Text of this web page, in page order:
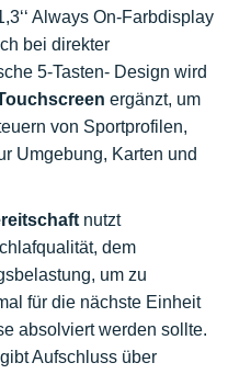
Always On-Farbdisplay
bei direkter
5-Tasten- Design wird
ergänzt, um
von Sportprofilen,
Umgebung, Karten und
nutzt
dem
um zu
für die nächste Einheit
absolviert werden sollte.
Aufschluss über